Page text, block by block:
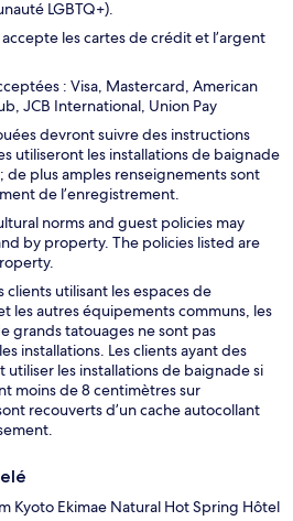
LGBTQ+).
les cartes de crédit et l’argent
: Visa, Mastercard, American
JCB International, Union Pay
devront suivre des instructions
utiliseront les installations de baignade
de plus amples renseignements sont
de l’enregistrement.
norms and guest policies may
by property. The policies listed are
clients utilisant les espaces de
les autres équipements communs, les
grands tatouages ne sont pas
installations. Les clients ayant des
les installations de baignade si
moins de 8 centimètres sur
recouverts d’un cache autocollant
Kyoto Ekimae Natural Hot Spring Hôtel